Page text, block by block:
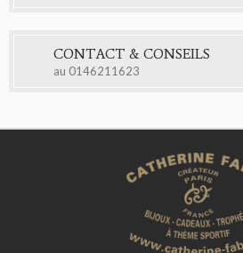
CONTACT & CONSEILS
au 0146211623